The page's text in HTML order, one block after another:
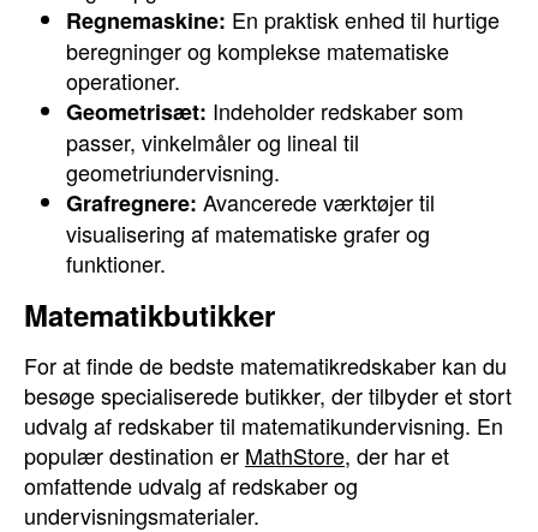
Regnemaskine: En praktisk enhed til hurtige
beregninger og komplekse matematiske
operationer.
Geometrisæt: Indeholder redskaber som
passer, vinkelmåler og lineal til
geometriundervisning.
Grafregnere: Avancerede værktøjer til
visualisering af matematiske grafer og
funktioner.
Matematikbutikker
For at finde de bedste matematikredskaber kan du
besøge specialiserede butikker, der tilbyder et stort
udvalg af redskaber til matematikundervisning. En
populær destination er MathStore, der har et
omfattende udvalg af redskaber og
undervisningsmaterialer.